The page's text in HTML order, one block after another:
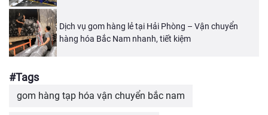
Dịch vụ gom hàng lẻ tại Hải Phòng – Vận chuyển
hàng hóa Bắc Nam nhanh, tiết kiệm
#Tags
gom hàng tạp hóa vận chuyển bắc nam